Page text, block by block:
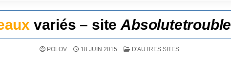
variés – siteAbsolutetrouble
POLOV 18 JUIN 2015 POSTÉ DANS
D'AUTRES SITES